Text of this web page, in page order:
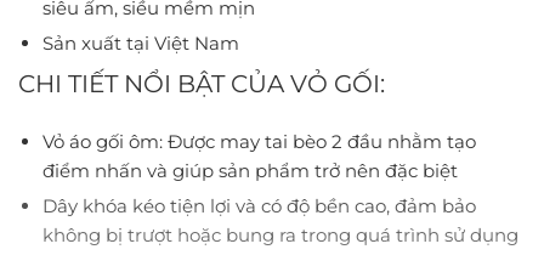
siêu ấm, siều mềm mịn
Sản xuất tại Việt Nam
CHI TIẾT NỔI BẬT CỦA VỎ GỐI:
Vỏ áo gối ôm: Được may tai bèo 2 đầu nhằm tạo
điểm nhấn và giúp sản phẩm trở nên đặc biệt
Dây khóa kéo tiện lợi và có độ bền cao, đảm bảo
không bị trượt hoặc bung ra trong quá trình sử dụng